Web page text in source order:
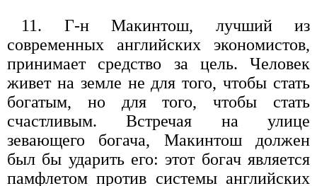
11. Г-н Макинтош, лучший из
современных английских экономистов,
принимает средство за цель. Человек
живет на земле не для того, чтобы стать
богатым, но для того, чтобы стать
счастливым. Встречая на улице
зевающего богача, Макинтош должен
был бы ударить его: этот богач является
памфлетом против системы английских